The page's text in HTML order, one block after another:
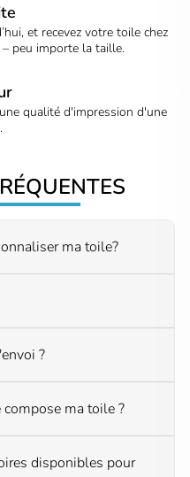
et recevez votre toile chez
peu importe la taille.
qualité d'impression d'une
ma toile?
?
ma toile ?
disponibles pour